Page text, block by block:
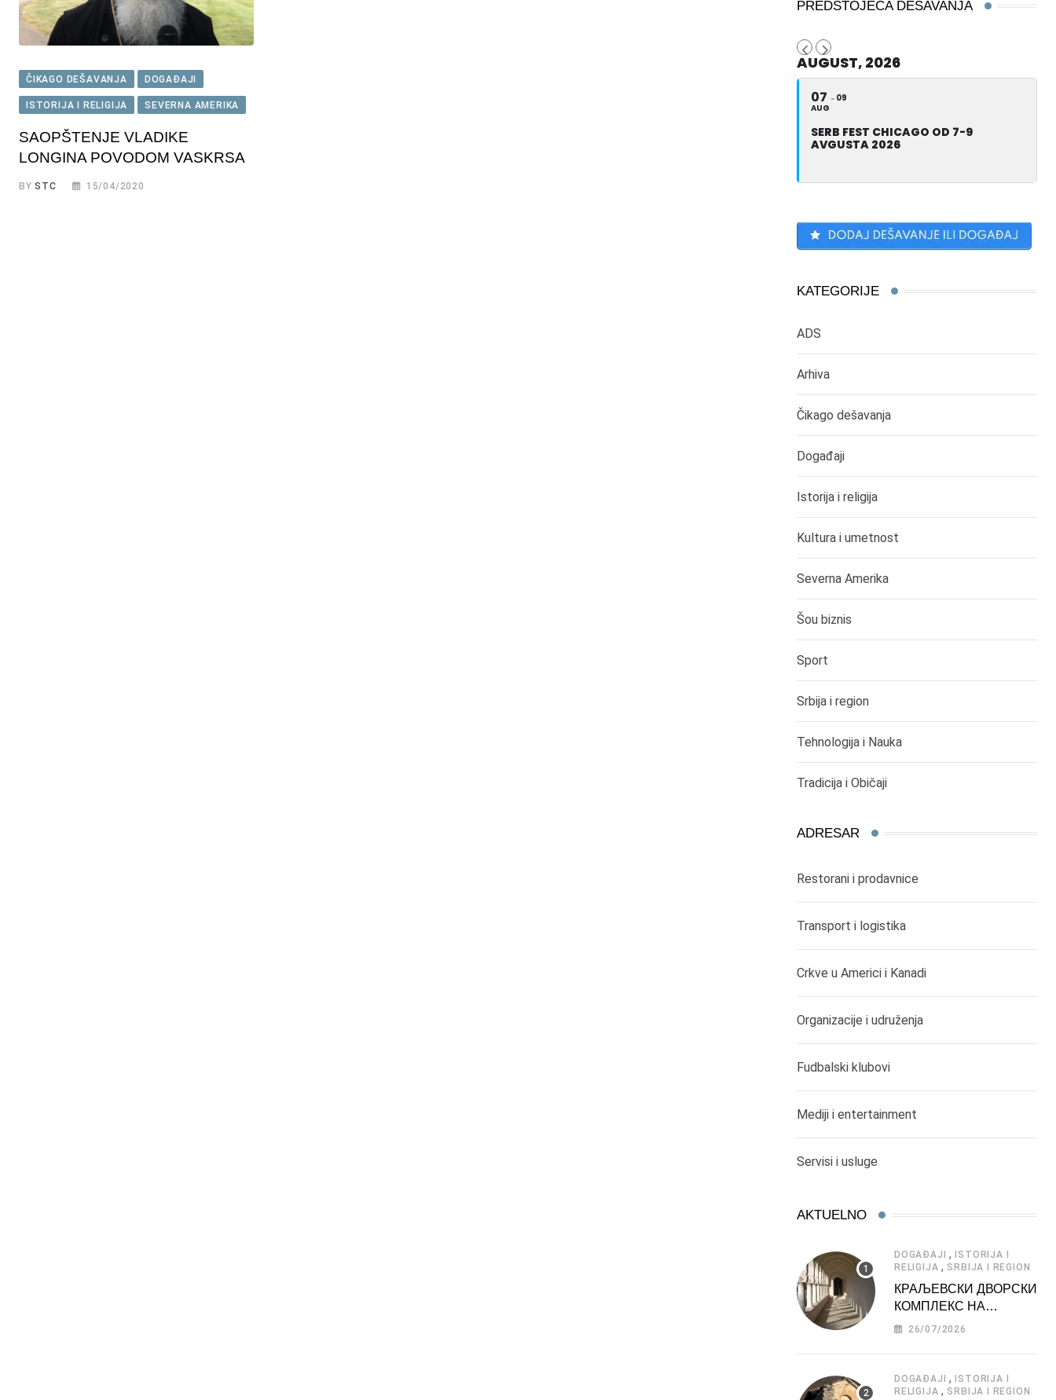
ČIKAGO DEŠAVANJA DOGAĐAJI
ISTORIJA I RELIGIJA SEVERNA AMERIKA
SAOPŠTENJE VLADIKE
LONGINA POVODOM VASKRSA
BYSTC 15/04/2020
PREDSTOJEĆA DEŠAVANJA
AUGUST, 2026
07
AUG
09
SERB FEST CHICAGO OD 7-9
AVGUSTA 2026
KATEGORIJE
ADS
Arhiva
Čikago dešavanja
Događaji
Istorija i religija
Kultura i umetnost
Severna Amerika
Šou biznis
Sport
Srbija i region
Tehnologija i Nauka
Tradicija i Običaji
ADRESAR
Restorani i prodavnice
Transport i logistika
Crkve u Americi i Kanadi
Organizacije i udruženja
Fudbalski klubovi
Mediji i entertainment
Servisi i usluge
AKTUELNO
DOGAĐAJI , ISTORIJA I
RELIGIJA , SRBIJA I REGION
КРАЉЕВСКИ ДВОРСКИ
КОМПЛЕКС НА
ДЕДИЊУ –
АТРАКЦИЈА
26/07/2026
DOGAĐAJI , ISTORIJA I
RELIGIJA , SRBIJA I REGION